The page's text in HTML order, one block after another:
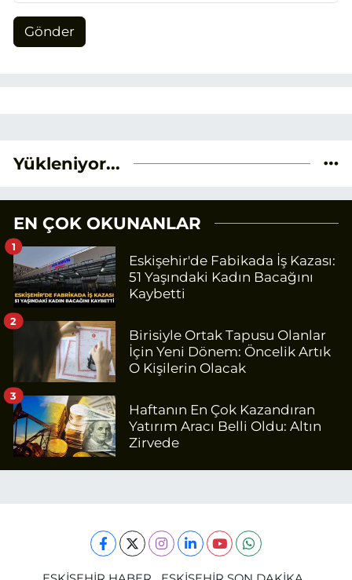
Gönder
Yükleniyor...
EN ÇOK OKUNANLAR
Eskişehir'de Fabikada İş Kazası:
51 Yaşındaki Kadın Bacağını
Kaybetti
1
Birisiyle Ortak Tapusu Olanlar
İçin Yeni Dönem: Öncelik Artık
O Kişilerin Olacak
2
Haftanın En Çok Kazandıran
Yatırım Aracı Belli Oldu: Altın
Zirvede
3